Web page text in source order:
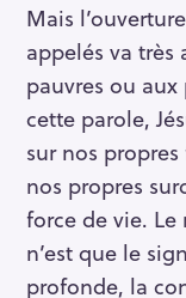
Mais
appelés va très
pauvres ou
cette parole,
sur nos
nos propres
force de vie.
n’est que le
profonde, la